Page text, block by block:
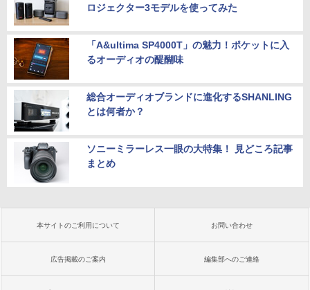
ロジェクター3モデルを使ってみた
「A&ultima SP4000T」の魅力！ポケットに入
るオーディオの醍醐味
総合オーディオブランドに進化するSHANLING
とは何者か？
ソニーミラーレス一眼の大特集！ 見どころ記事
まとめ
本サイトのご利用について お問い合わせ
広告掲載のご案内 編集部へのご連絡